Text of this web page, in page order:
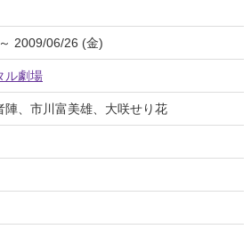
2009/06/26 (金)
ル劇場
陣、市川富美雄、大咲せり花